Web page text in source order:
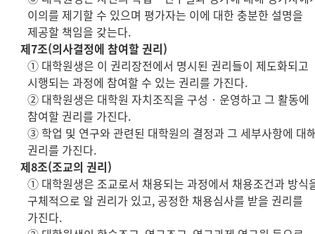
이의를 제기할 수 있으며 평가자는 이에 대한 충분한 설명을
제공할 책임을 갖는다.
제7조(의사결정에 참여할 권리)
① 대학원생은 이 권리장전에서 명시된 권리들이 제도화되고
시행되는 과정에 참여할 수 있는 권리를 가진다.
② 대학원생은 대학원 자치조직을 구성‧운영하고 그 활동에
참여할 권리를 가진다.
③ 학업 및 연구와 관련된 대학원의 결정과 그 세부사항에 대
권리를 가진다.
제8조(조교의 권리)
① 대학원생은 조교로서 채용되는 과정에서 채용조건과 방식
구체적으로 알 권리가 있고, 공정한 채용심사를 받을 권리를
가진다.